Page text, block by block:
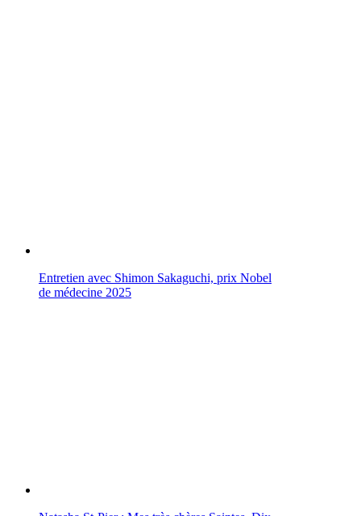
Entretien avec Shimon Sakaguchi, prix Nobel
de médecine 2025